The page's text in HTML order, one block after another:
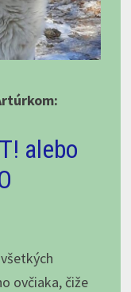
alebo
ovčiaka, čiže